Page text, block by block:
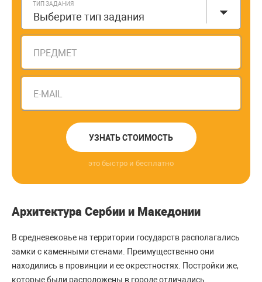
ТИП ЗАДАНИЯ
Выберите тип задания
ПРЕДМЕТ
E-MAIL
УЗНАТЬ СТОИМОСТЬ
это быстро и бесплатно
Архитектура Сербии и Македонии
В средневековье на территории государств располагались
замки с каменными стенами. Преимущественно они
находились в провинции и ее окрестностях. Постройки же,
которые были расположены в городе отличались